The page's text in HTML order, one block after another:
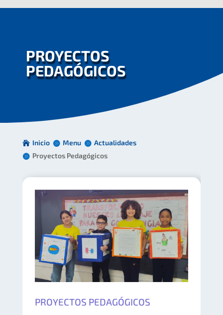
PROYECTOS
PEDAGÓGICOS
Inicio Menu
Actualidades
Proyectos Pedagógicos
PROYECTOS PEDAGÓGICOS